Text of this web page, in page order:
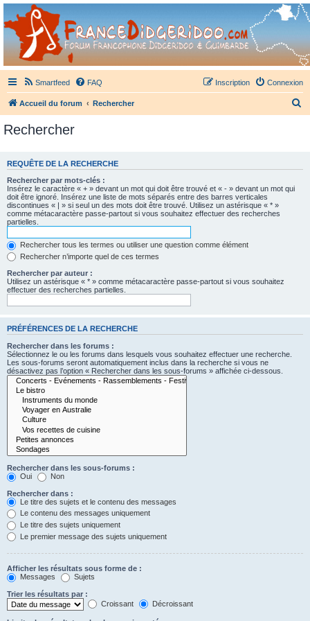
France Didgeridoo
Didgeridoo et Guimbarde sur France Didgeridoo - retrouvez la communauté.
Smartfeed FAQ Connexion
Inscription
Accueil du forum Rechercher
e
Rechercher
REQUÊTE DE LA RECHERCHE
Rechercher par mots-clés :
Insérez le caractère « + » devant un mot qui doit être trouvé et « - » devant un mot qui
doit être ignoré. Insérez une liste de mots séparés entre des barres verticales
discontinues « | » si seul un des mots doit être trouvé. Utilisez un astérisque « * »
comme métacaractère passe-partout si vous souhaitez effectuer des recherches
partielles.
Rechercher tous les termes ou utiliser une question comme élément
Rechercher n’importe quel de ces termes
Rechercher par auteur :
Utilisez un astérisque « * » comme métacaractère passe-partout si vous souhaitez
effectuer des recherches partielles.
PRÉFÉRENCES DE LA RECHERCHE
Rechercher dans les forums :
Sélectionnez le ou les forums dans lesquels vous souhaitez effectuer une recherche.
Les sous-forums seront automatiquement inclus dans la recherche si vous ne
désactivez pas l’option « Rechercher dans les sous-forums » affichée ci-dessous.
Rechercher dans les sous-forums :
Oui
Non
Rechercher dans :
Le titre des sujets et le contenu des messages
Le contenu des messages uniquement
Le titre des sujets uniquement
Le premier message des sujets uniquement
Afficher les résultats sous forme de :
Messages
Sujets
Trier les résultats par :
Croissant
Décroissant